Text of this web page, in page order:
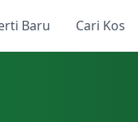
Baru Cari Kos